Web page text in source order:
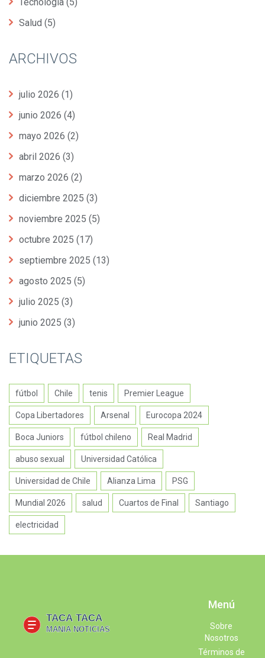
Salud (5)
ARCHIVOS
julio 2026 (1)
junio 2026 (4)
mayo 2026 (2)
abril 2026 (3)
marzo 2026 (2)
diciembre 2025 (3)
noviembre 2025 (5)
octubre 2025 (17)
septiembre 2025 (13)
agosto 2025 (5)
julio 2025 (3)
junio 2025 (3)
ETIQUETAS
fútbol Chile tenis Premier League
Copa Libertadores Arsenal Eurocopa 2024
Boca Juniors fútbol chileno Real Madrid
abuso sexual Universidad Católica
Universidad de Chile Alianza Lima PSG
Mundial 2026 salud Cuartos de Final Santiago
electricidad
Menú
Sobre
Nosotros
Términos de